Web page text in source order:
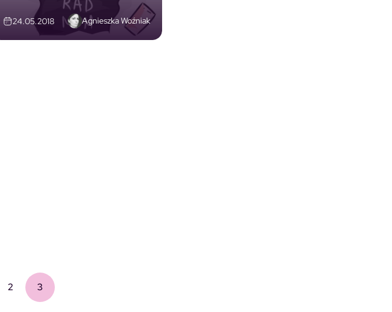
24.05.2018 Agnieszka Woźniak
2 3